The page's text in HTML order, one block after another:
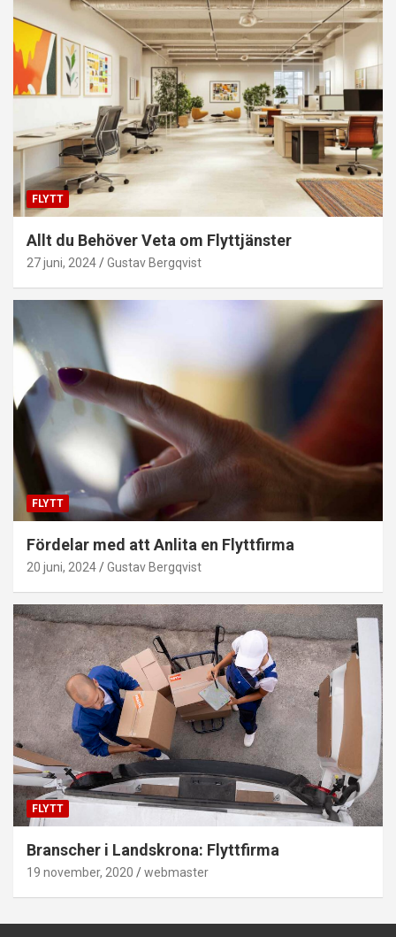
FLYTT
Allt du Behöver Veta om Flyttjänster
27 juni, 2024 Gustav Bergqvist
FLYTT
Fördelar med att Anlita en Flyttfirma
20 juni, 2024 Gustav Bergqvist
FLYTT
Branscher i Landskrona: Flyttfirma
19 november, 2020 webmaster